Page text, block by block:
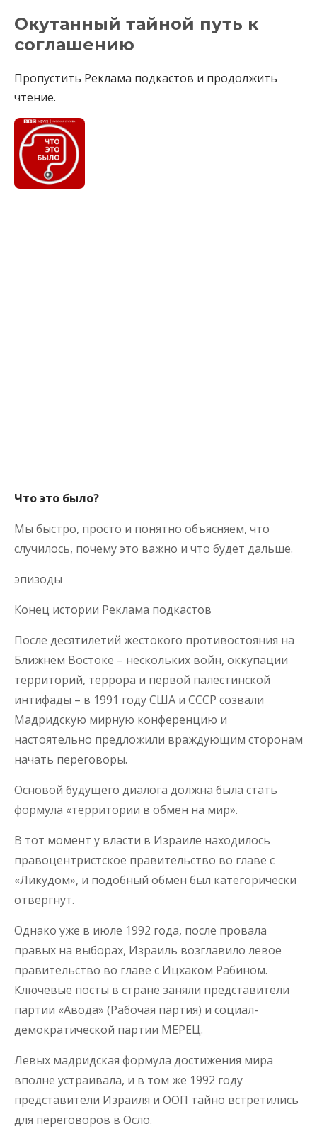
Окутанный тайной путь к
соглашению
Пропустить Реклама подкастов и продолжить
чтение.
Что это было?
Мы быстро, просто и понятно объясняем, что
случилось, почему это важно и что будет дальше.
эпизоды
Конец истории Реклама подкастов
После десятилетий жестокого противостояния на
Ближнем Востоке – нескольких войн, оккупации
территорий, террора и первой палестинской
интифады – в 1991 году США и СССР созвали
Мадридскую мирную конференцию и
настоятельно предложили враждующим сторонам
начать переговоры.
Основой будущего диалога должна была стать
формула «территории в обмен на мир».
В тот момент у власти в Израиле находилось
правоцентристское правительство во главе с
«Ликудом», и подобный обмен был категорически
отвергнут.
Однако уже в июле 1992 года, после провала
правых на выборах, Израиль возглавило левое
правительство во главе с Ицхаком Рабином.
Ключевые посты в стране заняли представители
партии «Авода» (Рабочая партия) и социал-
демократической партии МЕРЕЦ.
Левых мадридская формула достижения мира
вполне устраивала, и в том же 1992 году
представители Израиля и ООП тайно встретились
для переговоров в Осло.